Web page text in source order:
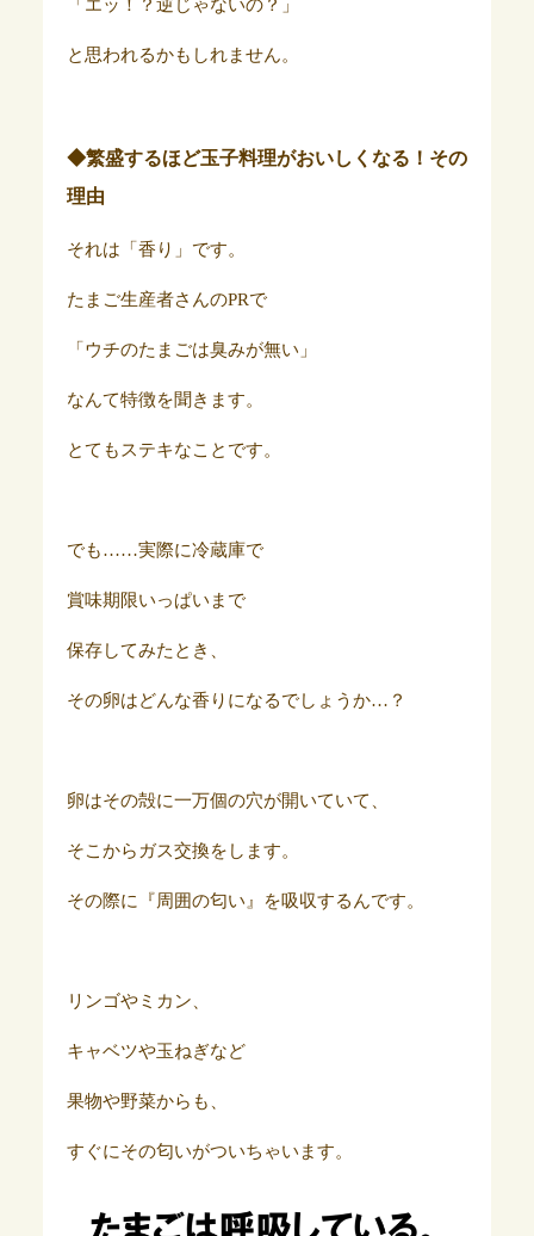
「エッ！？逆じゃないの？」
と思われるかもしれません。
◆繁盛するほど玉子料理がおいしくなる！その
理由
それは「香り」です。
たまご生産者さんのPRで
「ウチのたまごは臭みが無い」
なんて特徴を聞きます。
とてもステキなことです。
でも……実際に冷蔵庫で
賞味期限いっぱいまで
保存してみたとき、
その卵はどんな香りになるでしょうか…？
卵はその殻に一万個の穴が開いていて、
そこからガス交換をします。
その際に『周囲の匂い』を吸収するんです。
リンゴやミカン、
キャベツや玉ねぎなど
果物や野菜からも、
すぐにその匂いがついちゃいます。